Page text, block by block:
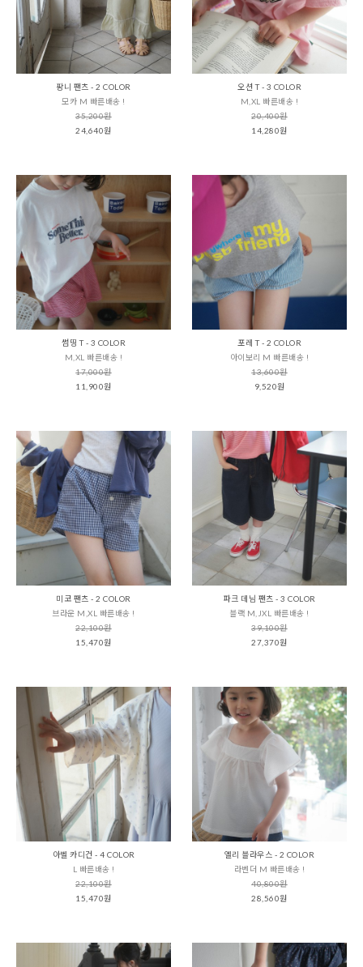
팡니 팬츠 - 2 COLOR
모카 M 빠른배송 !
35,200원
24,640원
오션 T - 3 COLOR
M,XL 빠른배송 !
20,400원
14,280원
썸띵 T - 3 COLOR
M,XL 빠른배송 !
17,000원
11,900원
포레 T - 2 COLOR
아이보리 M 빠른배송 !
13,600원
9,520원
미코 팬츠 - 2 COLOR
브라운 M,XL 빠른배송 !
22,100원
15,470원
파크 데님 팬츠 - 3 COLOR
블랙 M,JXL 빠른배송 !
39,100원
27,370원
아벨 카디건 - 4 COLOR
L 빠른배송 !
22,100원
15,470원
엘리 블라우스 - 2 COLOR
라벤더 M 빠른배송 !
40,800원
28,560원